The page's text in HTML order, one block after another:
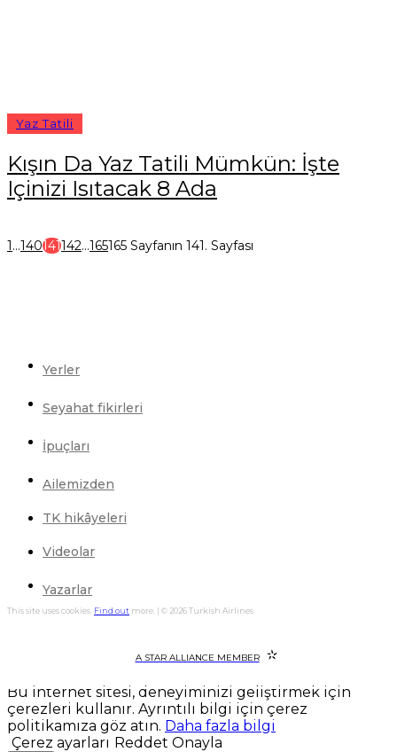
Yaz Tatili
Kışın Da Yaz Tatili Mümkün: İşte
Içinizi Isıtacak 8 Ada
1...140141142...165165 Sayfanın 141. Sayfası
Yerler
Seyahat fikirleri
İpuçları
Ailemizden
TK hikâyeleri
Videolar
Yazarlar
This site uses cookies. Find out more. | © 2026 Turkish Airlines
A STAR ALLIANCE MEMBER
Bu internet sitesi, deneyiminizi geliştirmek için
çerezleri kullanır. Ayrıntılı bilgi için çerez
politikamıza göz atın. Daha fazla bilgi
Çerez ayarları Reddet Onayla